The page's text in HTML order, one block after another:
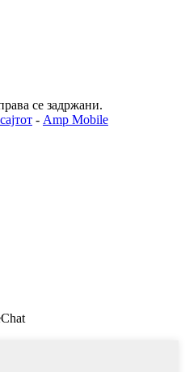
се задржани.
- Amp Mobile